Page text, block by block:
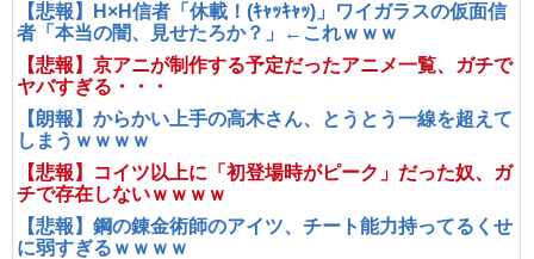
【悲報】H×H信者「休載！(ｷｬｯｷｬｯ)」ワイガラスの仮面信
者「本当の闇、見せたろか？」←これｗｗｗ
【悲報】京アニが制作する予定だったアニメ一覧、ガチで
ヤバすぎる・・・
【朗報】からかい上手の高木さん、とうとう一線を超えて
しまうｗｗｗｗ
【悲報】コイツ以上に「初登場時がピーク」だった奴、ガ
チで存在しないｗｗｗｗ
【悲報】鋼の錬金術師のアイツ、チート能力持ってるくせ
に弱すぎるｗｗｗｗ